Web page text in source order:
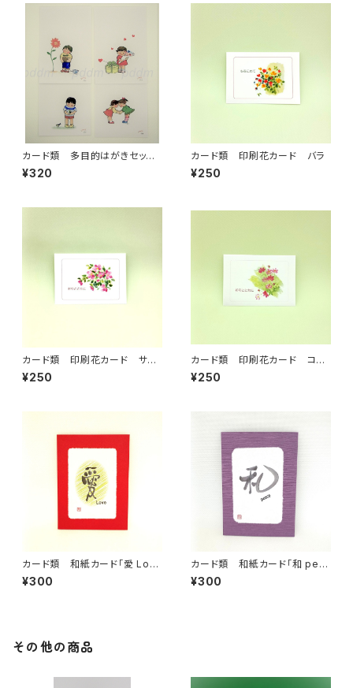
カード類 多目的はがきセット
（はがきサイズ 4点）
¥320
カード類 印刷花カード バラ
¥250
カード類 印刷花カード サザ
ンカ
¥250
カード類 印刷花カード コス
モス
¥250
カード類 和紙カード「愛 Lov
e 」
¥300
カード類 和紙カード「和 pea
ce 」
¥300
その他の商品